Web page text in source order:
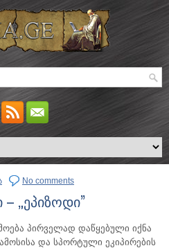
No comments
„ეპიზოდი”
პირველად დაწყებული იქნა
და სპორტული ეკიპირების